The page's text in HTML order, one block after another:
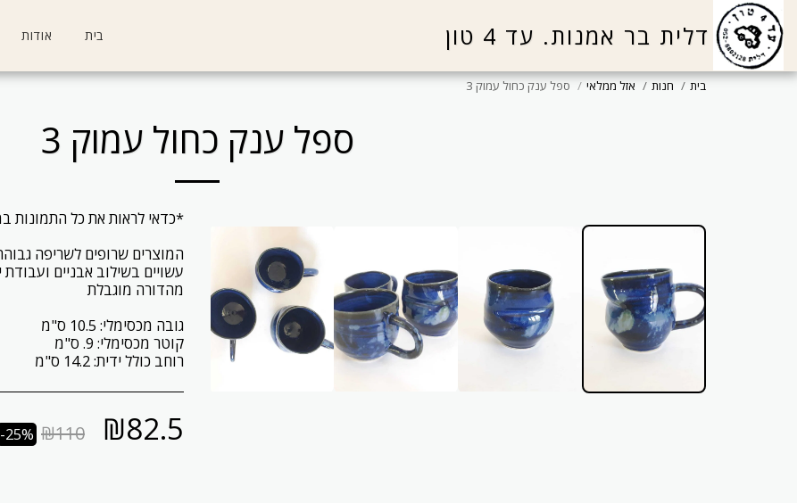
דלית בר אמנות. עד 4 טון בית אודות
בית חנות אזל ממלאי ספל ענק כחול עמוק 3
ספל ענק כחול עמוק 3
נמכר
רוחב כולל ידית: 14.2 ס"מ
₪82.5
₪110
-25%